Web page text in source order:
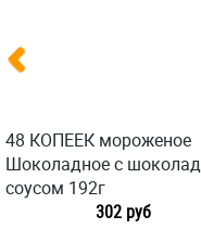
48 КОПЕЕК мороженое
Шоколадное с
соусом 192г
302 руб